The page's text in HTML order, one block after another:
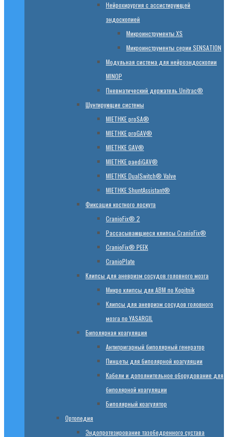
Нейрохирургия с ассистирующей
эндоскопией
Микроинструменты XS
Микроинструменты серии SENSATION
Модульная система для нейроэндоскопии
MINOP
Пневматический держатель Unitrac®
Шунтирующие системы
MIETHKE proSA®
MIETHKE proGAV®
MIETHKE GAV®
MIETHKE paediGAV®
MIETHKE DualSwitch® Valve
MIETHKE ShuntAssistant®
Фиксация костного лоскута
CranioFix® 2
Рассасывающиеся клипсы CranioFix®
CranioFix® PEEK
CranioPlate
Клипсы для аневризм сосудов головного мозга
Микро клипсы для АВМ по Kopitnik
Клипсы для аневризм сосудов головного
мозга по YASARGIL
Биполярная коагуляция
Антипригарный биполярный генератор
Пинцеты для биполярной коагуляции
Кабели и дополнительное оборудование для
биполярной коагуляции
Биполярный коагулятор
Ортопедия
Эндопротезирование тазобедренного сустава